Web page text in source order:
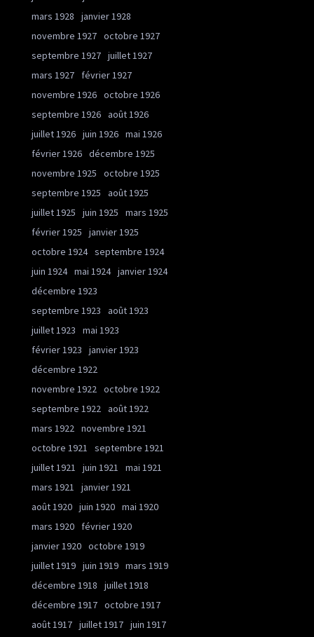
mars 1928
janvier 1928
novembre 1927 octobre 1927
septembre 1927 juillet 1927
mars 1927
février 1927
novembre 1926 octobre 1926
septembre 1926 août 1926
juillet 1926 juin 1926 mai 1926
février 1926 décembre 1925
novembre 1925
octobre 1925
septembre 1925
août 1925
juillet 1925
juin 1925
mars 1925
février 1925
janvier 1925
octobre 1924 septembre 1924
juin 1924 mai 1924 janvier 1924
décembre 1923
septembre 1923
août 1923
juillet 1923
mai 1923
février 1923
janvier 1923
décembre 1922
novembre 1922 octobre 1922
septembre 1922 août 1922
mars 1922 novembre 1921
octobre 1921
septembre 1921
juillet 1921
juin 1921
mai 1921
mars 1921
janvier 1921
août 1920 juin 1920 mai 1920
mars 1920
février 1920
janvier 1920 octobre 1919
juillet 1919 juin 1919 mars 1919
décembre 1918
juillet 1918
décembre 1917 octobre 1917
août 1917 juillet 1917 juin 1917